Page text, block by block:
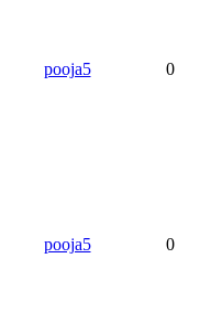
pooja5 0
pooja5 0